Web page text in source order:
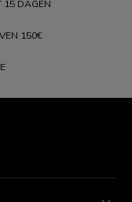
15 DAGEN
150€